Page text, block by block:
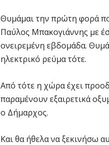
Θυμάμαι την πρώτη φορά
Παύλος Μπακογιάννης με
ονειρεμένη εβδομάδα.
ηλεκτρικό ρεύμα τότε.
Από τότε η χώρα έχει
παραμένουν εξαιρετικά
ο Δήμαρχος.
Και θα ήθελα να ξεκινήσω